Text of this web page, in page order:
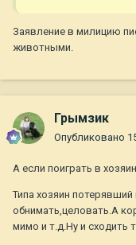
Заявление в милицию
животными.
Грымзик
Опубликовано
А если поиграть в
Типа хозяин
обнимать,целовать.А
мимо и т.д.Ну и сходить